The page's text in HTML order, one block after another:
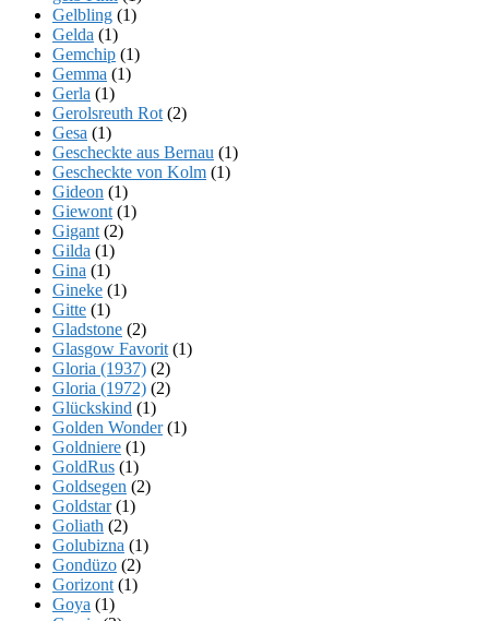
Gelbling (1)
Gelda (1)
Gemchip (1)
Gemma (1)
Gerla (1)
Gerolsreuth Rot (2)
Gesa (1)
Gescheckte aus Bernau (1)
Gescheckte von Kolm (1)
Gideon (1)
Giewont (1)
Gigant (2)
Gilda (1)
Gina (1)
Gineke (1)
Gitte (1)
Gladstone (2)
Glasgow Favorit (1)
Gloria (1937) (2)
Gloria (1972) (2)
Glückskind (1)
Golden Wonder(1)
Goldniere (1)
GoldRus (1)
Goldsegen (2)
Goldstar(1)
Goliath (2)
Golubizna (1)
Gondüzo (2)
Gorizont (1)
Goya (1)